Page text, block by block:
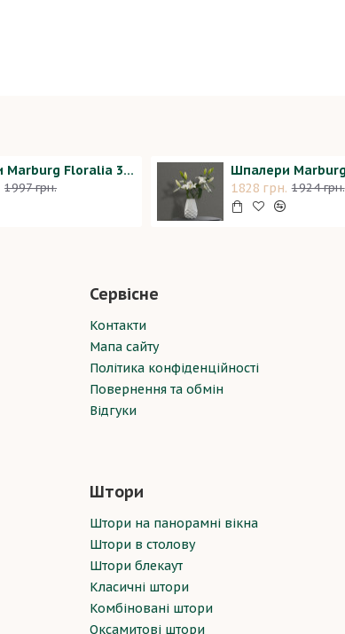
Шпалери Marburg Floralia 33910
1997 грн.
Шпалери
1828 грн. 1924 грн.
Сервісне
Контакти
Мапа сайту
Політика конфіденційності
Повернення та обмін
Відгуки
Штори
Штори на панорамні вікна
Штори в столову
Штори блекаут
Класичні штори
Комбіновані штори
Оксамитові штори